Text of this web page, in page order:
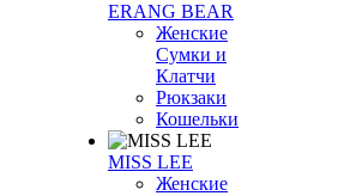
ERANG BEAR
Женские
Сумки и
Клатчи
Рюкзаки
Кошельки
MISS LEE
Женские